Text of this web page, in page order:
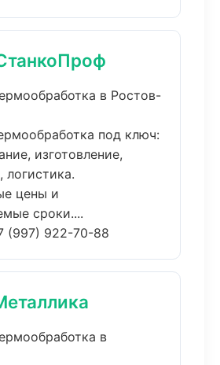
в Ростов-
под ключ:
изготовление,
логистика.
цены и
сроки....
(997) 922-70-88
в